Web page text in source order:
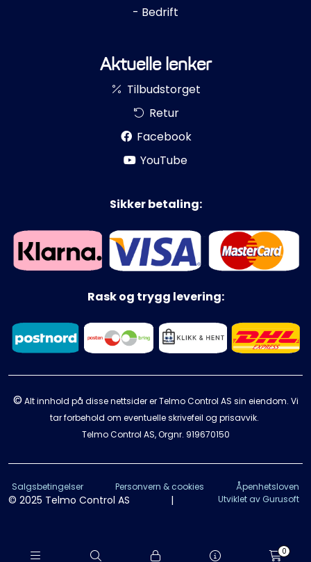
0
- Bedrift
Aktuelle lenker
Tilbudstorget
Retur
Facebook
YouTube
Sikker betaling:
Rask og trygg levering:
© Alt innhold på disse nettsider er Telmo Control AS sin eiendom. Vi
tar forbehold om eventuelle skrivefeil og prisavvik.
Telmo Control AS, Orgnr. 919670150
Salgsbetingelser Personvern & cookies Åpenhetsloven
© 2025 Telmo Control AS | Utviklet av Gurusoft